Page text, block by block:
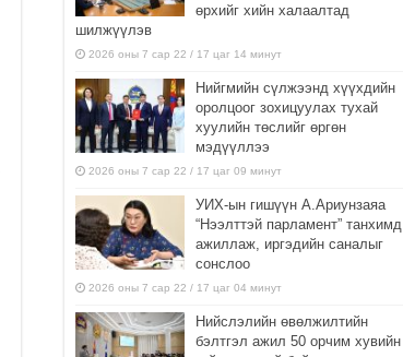
өрхийг хийн халаалтад
шилжүүлэв
2026 оны 7 сар 22 / 17 цаг 14 минут
Нийгмийн сүлжээнд хүүхдийн
оролцоог зохицуулах тухай
хуулийн төслийг өргөн
мэдүүллээ
2026 оны 7 сар 22 / 17 цаг 09 минут
УИХ-ын гишүүн А.Ариунзаяа
“Нээлттэй парламент” танхимд
ажиллаж, иргэдийн саналыг
сонслоо
2026 оны 7 сар 22 / 17 цаг 04 минут
Нийслэлийн өвөлжилтийн
бэлтгэл ажил 50 орчим хувийн